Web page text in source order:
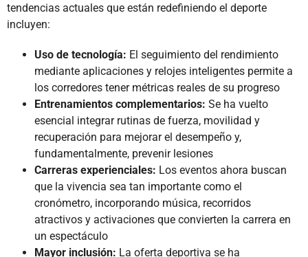
tendencias actuales que están redefiniendo el deporte
incluyen:
Uso de tecnología: El seguimiento del rendimiento
mediante aplicaciones y relojes inteligentes permite a
los corredores tener métricas reales de su progreso
Entrenamientos complementarios: Se ha vuelto
esencial integrar rutinas de fuerza, movilidad y
recuperación para mejorar el desempeño y,
fundamentalmente, prevenir lesiones
Carreras experienciales: Los eventos ahora buscan
que la vivencia sea tan importante como el
cronómetro, incorporando música, recorridos
atractivos y activaciones que convierten la carrera en
un espectáculo
Mayor inclusión: La oferta deportiva se ha